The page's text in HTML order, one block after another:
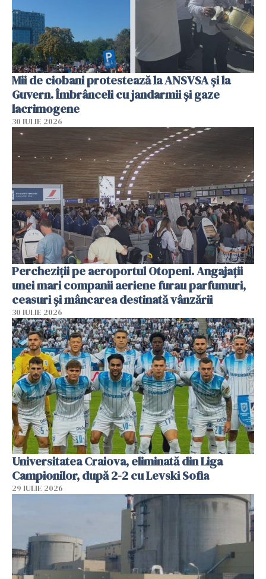
Mii de ciobani protestează la ANSVSA și la
Guvern. Îmbrânceli cu jandarmii și gaze
lacrimogene
30 IULIE 2026
Percheziții pe aeroportul Otopeni. Angajații
unei mari companii aeriene furau parfumuri,
ceasuri și mâncarea destinată vânzării
30 IULIE 2026
Universitatea Craiova, eliminată din Liga
Campionilor, după 2-2 cu Levski Sofia
29 IULIE 2026